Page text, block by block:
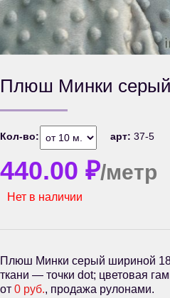
Плюш Минки серый
Кол-во: арт: 37-5
440.00 ₽/метр
Нет в наличии
Плюш Минки серый шириной
ткани — точки dot; цветовая
от 0 руб., продажа рулонами.